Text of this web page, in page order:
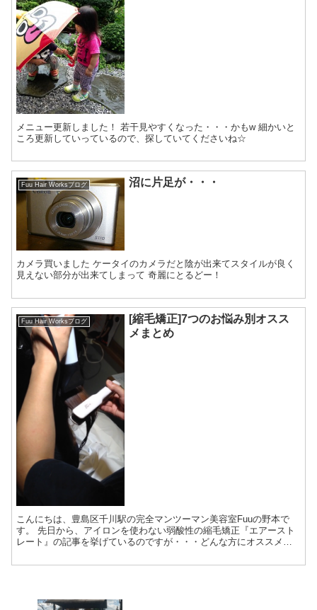
メニュー更新しました！ 若干見やすくなった・・・かもw 細かいと
ころ更新していっているので、探していてくださいね☆
Fuu Hair Worksブログ 沼に片足が・・・
カメラ買いました ケータイのカメラだと陰が出来てスタイルが良く
見えない部分が出来てしまって 奇麗にとるどー！
Fuu Hair Worksブログ
[縮毛矯正]7つのお悩み別オスス
メまとめ
こんにちは、豊島区千川駅の完全マンツーマン美容室Fuuの野本で
す。 先日から、アイロンを使わない弱酸性の縮毛矯正『エアースト
レート』の記事を挙げているのですが・・・どんな方にオススメか